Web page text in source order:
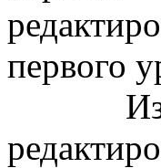
первого
Из